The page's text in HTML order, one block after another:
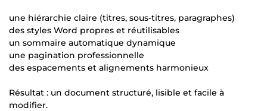
une hiérarchie claire (titres, sous-titres, paragraphes)
des styles Word propres et réutilisables
un sommaire automatique dynamique
une pagination professionnelle
des espacements et alignements harmonieux
Résultat : un document structuré, lisible et facile à
modifier.